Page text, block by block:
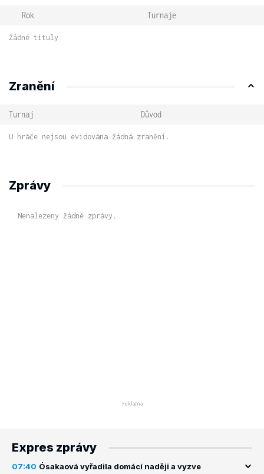
Rok Turnaje
Žádné tituly
Zranění
Turnaj Důvod
U hráče nejsou evidována žádná zranění.
Zprávy
Nenalezeny žádné zprávy.
Expres zprávy
07:40 Ósakaová vyřadila domácí naději a vyzve